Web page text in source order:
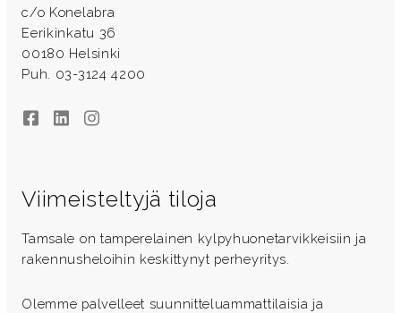
c/o Konelabra
Eerikinkatu 36
00180 Helsinki
Puh. 03-3124 4200
FacebookLinkedInInstagram
Viimeisteltyjä tiloja
Tamsale on tamperelainen kylpyhuonetarvikkeisiin ja
rakennusheloihin keskittynyt perheyritys.
Olemme palvelleet suunnitteluammattilaisia ja